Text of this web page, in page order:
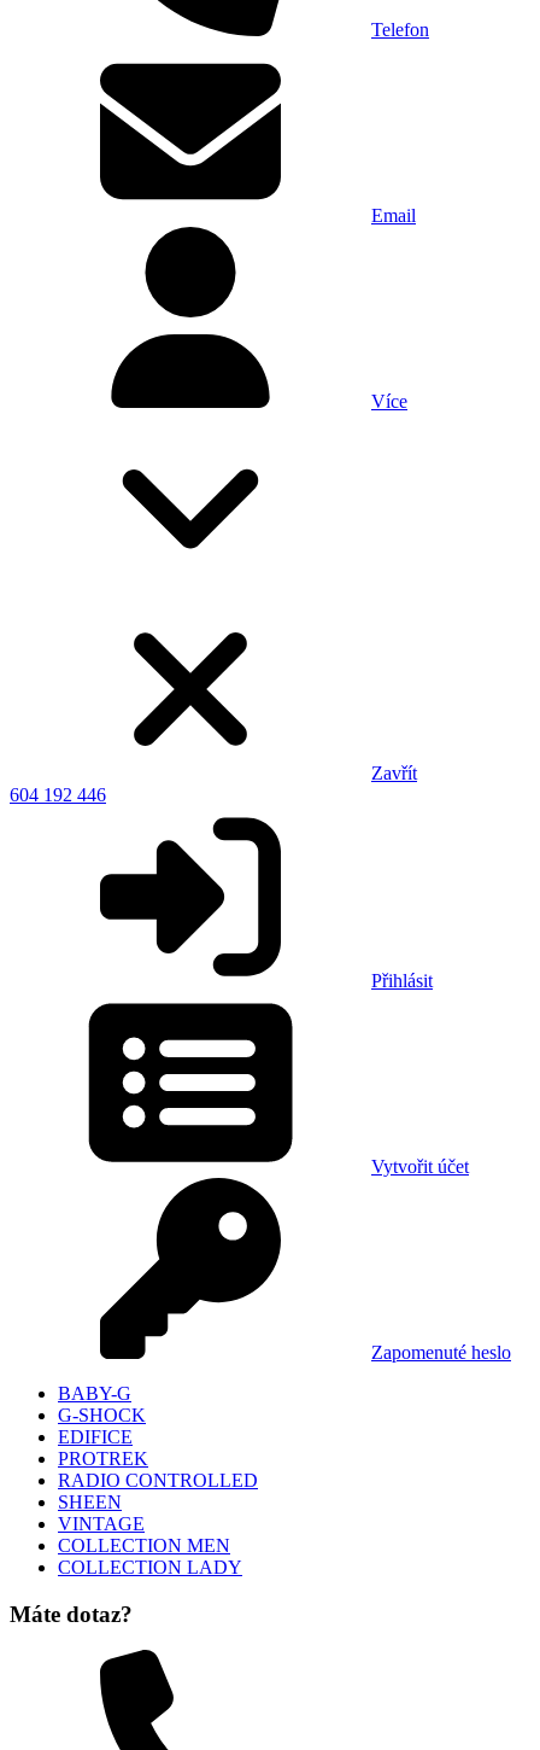
Telefon
Email
Více
Zavřít
604 192 446
Přihlásit
Vytvořit účet
Zapomenuté heslo
BABY-G
G-SHOCK
EDIFICE
PROTREK
RADIO CONTROLLED
SHEEN
VINTAGE
COLLECTION MEN
COLLECTION LADY
Máte dotaz?